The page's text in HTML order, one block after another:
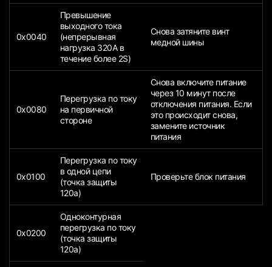
0x0040
Превышение
выходного тока
(непрерывная
нагрузка 320A в
течение более 2S)
Снова затяните винт
медной шины
0x0080
Перегрузка по току
на первичной
стороне
Снова включите питание
через 10 минут после
отключения питания. Если
это происходит снова,
замените источник
питания
0x0100
Перегрузка по току
в одной цепи
(точка защиты
120a)
Проверьте блок питания
0x0200
Одноконтурная
перегрузка по току
(точка защиты
120a)